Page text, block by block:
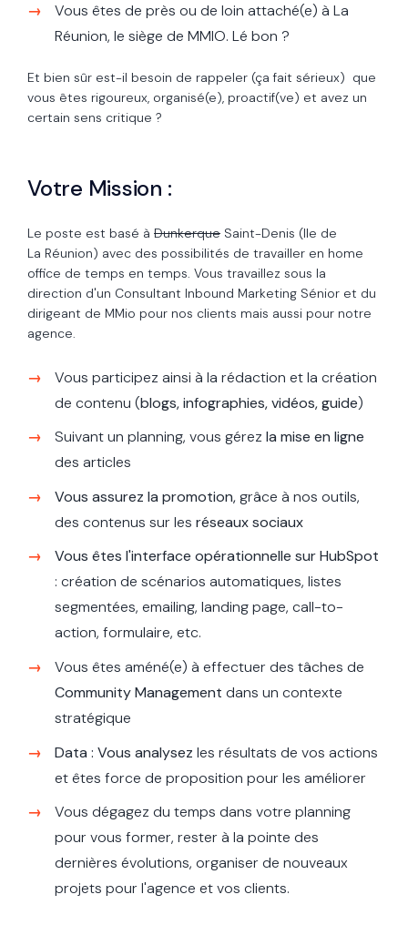
Vous êtes de près ou de loin attaché(e) à La
Réunion, le siège de MMIO. Lé bon ?
Et bien sûr est-il besoin de rappeler (ça fait sérieux) que
vous êtes rigoureux, organisé(e), proactif(ve) et avez un
certain sens critique ?
Votre Mission :
Le poste est basé à Dunkerque Saint-Denis (Ile de
La Réunion) avec des possibilités de travailler en home
office de temps en temps. Vous travaillez sous la
direction d'un Consultant Inbound Marketing Sénior et du
dirigeant de MMio pour nos clients mais aussi pour notre
agence.
Vous participez ainsi à la rédaction et la création
de contenu (blogs, infographies, vidéos, guide)
Suivant un planning, vous gérez la mise en ligne
des articles
Vous assurez la promotion,grâce à nos outils,
des contenus sur les réseaux sociaux
Vous êtes l'interface opérationnelle sur HubSpot
: création de scénarios automatiques, listes
segmentées, emailing, landing page, call-to-
action, formulaire, etc.
Vous êtes améné(e) à effectuer des tâches de
Community Management dans un contexte
stratégique
Data : Vous analysez les résultats de vos actions
et êtes force de proposition pour les améliorer
Vous dégagez du temps dans votre planning
pour vous former, rester à la pointe des
dernières évolutions, organiser de nouveaux
projets pour l'agence et vos clients.